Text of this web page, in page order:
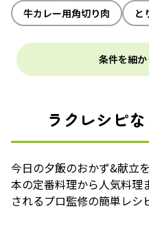
牛カレー用角切り肉
と
条件を細
ラクレシピ
今日の夕飯のおかず&献立
本の定番料理から人気料理
されるプロ監修の簡単レシ